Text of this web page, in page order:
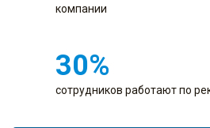
компании
30%
сотрудников работают по